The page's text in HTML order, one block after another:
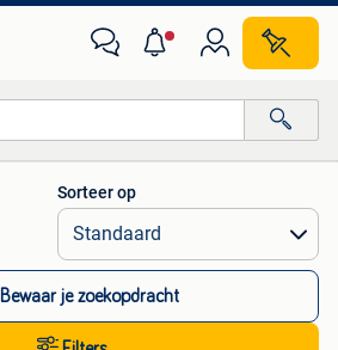
Alle afstanden…
Sorteer op
Bewaar je zoekopdracht